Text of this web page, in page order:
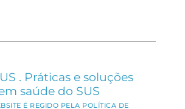
. Práticas e soluções
saúde do SUS
É REGIDO PELA POLÍTICA DE